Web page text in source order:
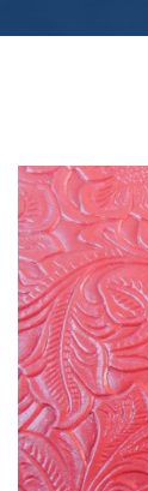
铝板
铝单板
多彩铝板
铝蜂窝板
石头铝板
木纹铝板